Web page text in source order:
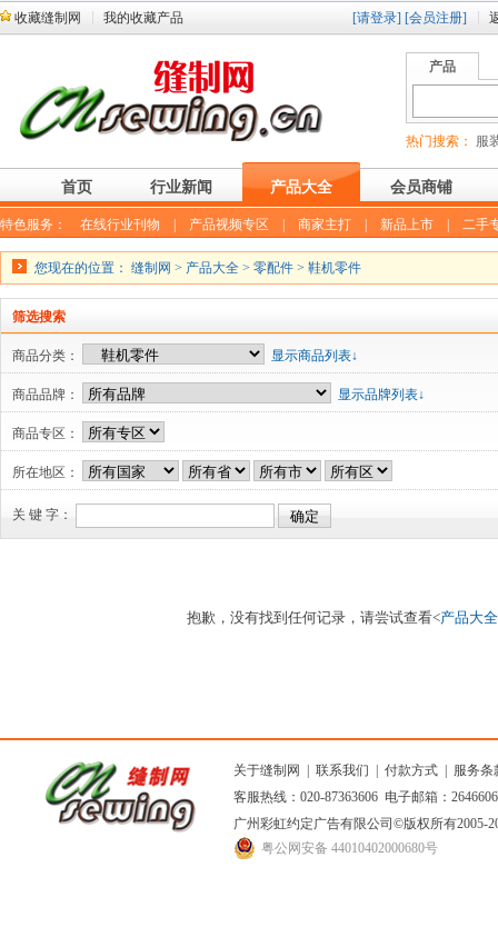
收藏缝制网 我的收藏产品 [请登录] [会员注册]
产品
热门搜索： 服
首页 行业新闻 产品大全 会员商铺
特色服务： 在线行业刊物 产品视频专区 商家主打 新品上市 二手
您现在的位置： 缝制网 > 产品大全 > 零配件 > 鞋机零件
筛选搜索
商品分类： 显示商品列表↓
商品品牌： 显示品牌列表↓
商品专区：
所在地区：
关 键 字：
抱歉，没有找到任何记录，请尝试查看<产品大全
关于缝制网 联系我们 付款方式
服务条
客服热线：020-87363606 电子邮箱：
广州彩虹约定广告有限公司 ©版权所有2005-
粤公网安备 44010402000680号